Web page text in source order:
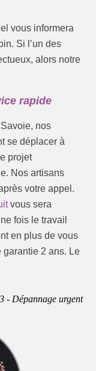
vous informera
Si l’un des
alors notre
rapide
nos
se déplacer à
projet
Nos artisans
votre appel.
vous sera
fois le travail
en plus de vous
2 ans. Le
- Dépannage urgent